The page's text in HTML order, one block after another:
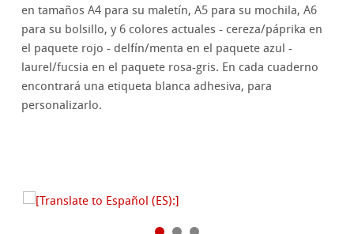
en tamaños A4 para su maletín, A5 para su mochila, A6
para su bolsillo, y 6 colores actuales - cereza/páprika en
el paquete rojo - delfín/menta en el paquete azul -
laurel/fucsia en el paquete rosa-gris. En cada cuaderno
encontrará una etiqueta blanca adhesiva, para
personalizarlo.